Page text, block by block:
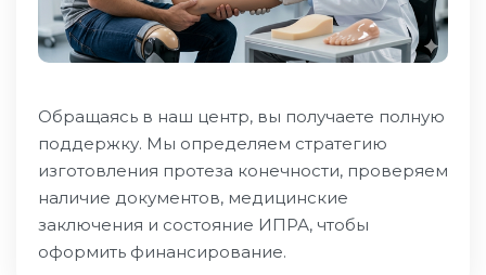
Обращаясь в наш центр, вы получаете полную
поддержку. Мы определяем стратегию
изготовления протеза конечности, проверяем
наличие документов, медицинские
заключения и состояние ИПРА, чтобы
оформить финансирование.